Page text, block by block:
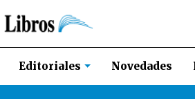
Editoriales Novedades